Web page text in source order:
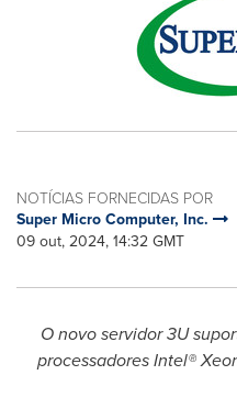
NOTÍCIAS FORNECIDAS POR
Super Micro Computer, Inc.
09 out, 2024, 14:32 GMT
O novo servidor 3U
processadores Intel®